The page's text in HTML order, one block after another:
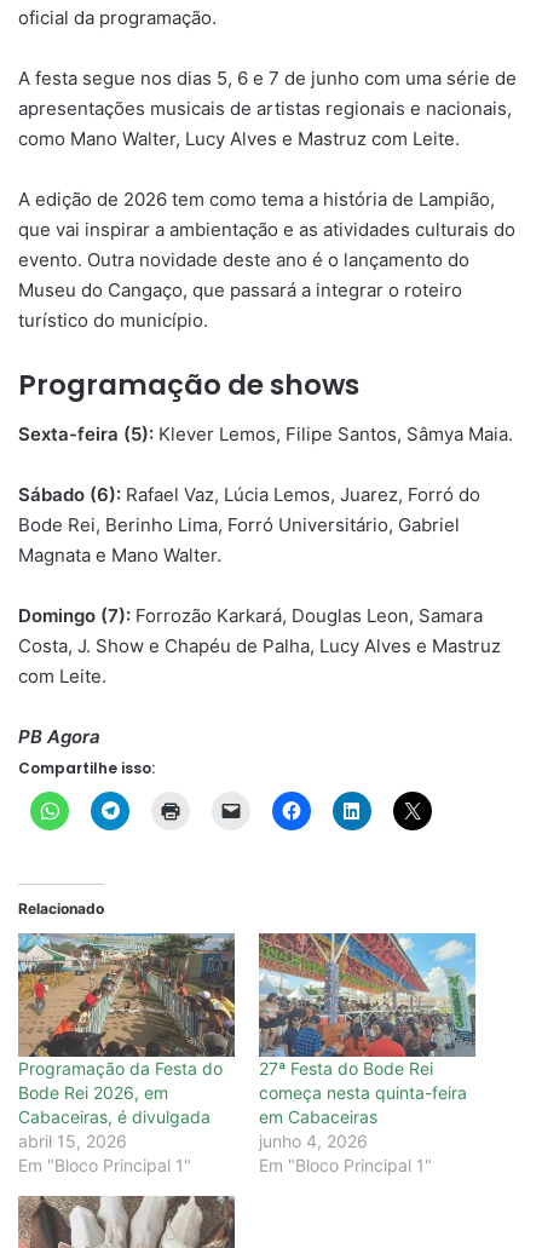
oficial da programação.
A festa segue nos dias 5, 6 e 7 de junho com uma série de
apresentações musicais de artistas regionais e nacionais,
como Mano Walter, Lucy Alves e Mastruz com Leite.
A edição de 2026 tem como tema a história de Lampião,
que vai inspirar a ambientação e as atividades culturais do
evento. Outra novidade deste ano é o lançamento do
Museu do Cangaço, que passará a integrar o roteiro
turístico do município.
Programação de shows
Sexta-feira (5): Klever Lemos, Filipe Santos, Sâmya Maia.
Sábado (6): Rafael Vaz, Lúcia Lemos, Juarez, Forró do
Bode Rei, Berinho Lima, Forró Universitário, Gabriel
Magnata e Mano Walter.
Domingo (7): Forrozão Karkará, Douglas Leon, Samara
Costa, J. Show e Chapéu de Palha, Lucy Alves e Mastruz
com Leite.
PB Agora
Compartilhe isso:
Relacionado
Programação da Festa do
Bode Rei 2026, em
Cabaceiras, é divulgada
abril 15, 2026
Em "Bloco Principal 1"
27ª Festa do Bode Rei
começa nesta quinta-feira
em Cabaceiras
junho 4, 2026
Em "Bloco Principal 1"